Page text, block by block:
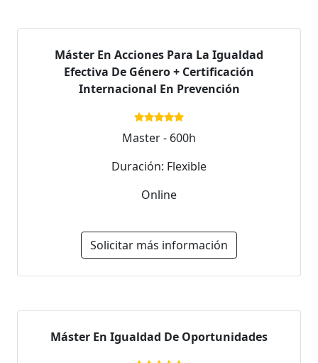
Máster En Acciones Para La Igualdad
Efectiva De Género + Certificación
Internacional En Prevención
Master - 600h
Duración: Flexible
Online
Solicitar más información
Máster En Igualdad De Oportunidades